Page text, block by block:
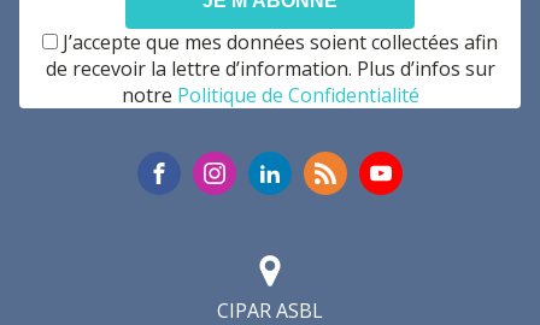
CIPAR ASBL
J’accepte que mes données soient collectées afin
de recevoir la lettre d’information. Plus d’infos sur
notre Politique de Confidentialité